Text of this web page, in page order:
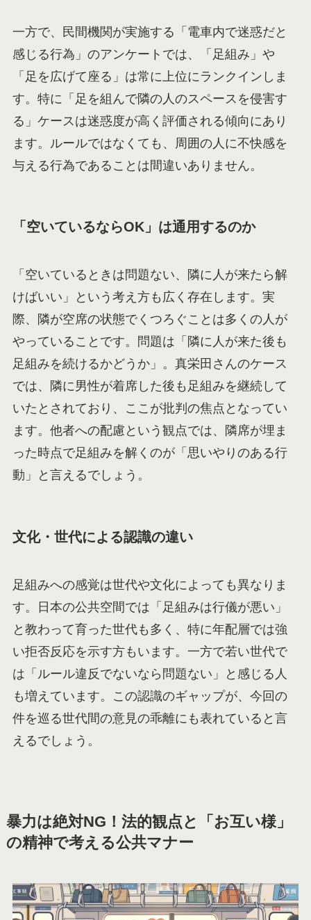
一方で、民間機関が実施する「電車内で迷惑だと
感じる行為」のアンケートでは、「足組み」や
「足を広げて座る」は常に上位にランクインしま
す。特に「足を組んで隣の人のスペースを侵害す
る」ケースは迷惑度が高く評価される傾向にあり
ます。ルールではなくても、周囲の人に不快感を
与える行為であることは間違いありません。
「空いているならOK」は通用するのか
「空いているときは問題ない、隣に人が来たら解
けばいい」という考え方も広く存在します。実
際、隣が空席の状態でくつろぐことは多くの人が
やっていることです。問題は「隣に人が来た後も
足組みを続けるかどうか」。真栄田さんのケース
では、隣に男性が着席した後も足組みを継続して
いたとされており、ここが批判の焦点となってい
ます。他者への配慮という観点では、隣席が埋ま
った時点で足組みを解くのが「思いやりのある行
動」と言えるでしょう。
文化・世代による認識の違い
足組みへの感覚は世代や文化によっても異なりま
す。日本の公共空間では「足組みは行儀が悪い」
と教わって育った世代も多く、特に年配層では強
い拒否反応を示す方もいます。一方で若い世代で
は「ルール違反でないなら問題ない」と感じる人
も増えています。この認識のギャップが、今回の
件を巡る世代間の意見の乖離にも表れていると言
えるでしょう。
暴力は絶対NG！法的観点と「お互い様」
の精神で考える公共マナー